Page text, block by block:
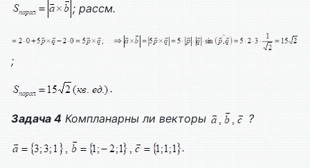
; рассм.
;
.
Задача 4 Компланарны ли векторы ?
.